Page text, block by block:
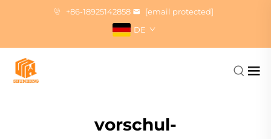
+86-18925142858
[email protected]
DE
vorschul-